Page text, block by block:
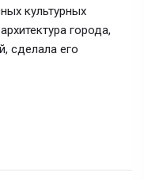
культурных
города,
сделала его